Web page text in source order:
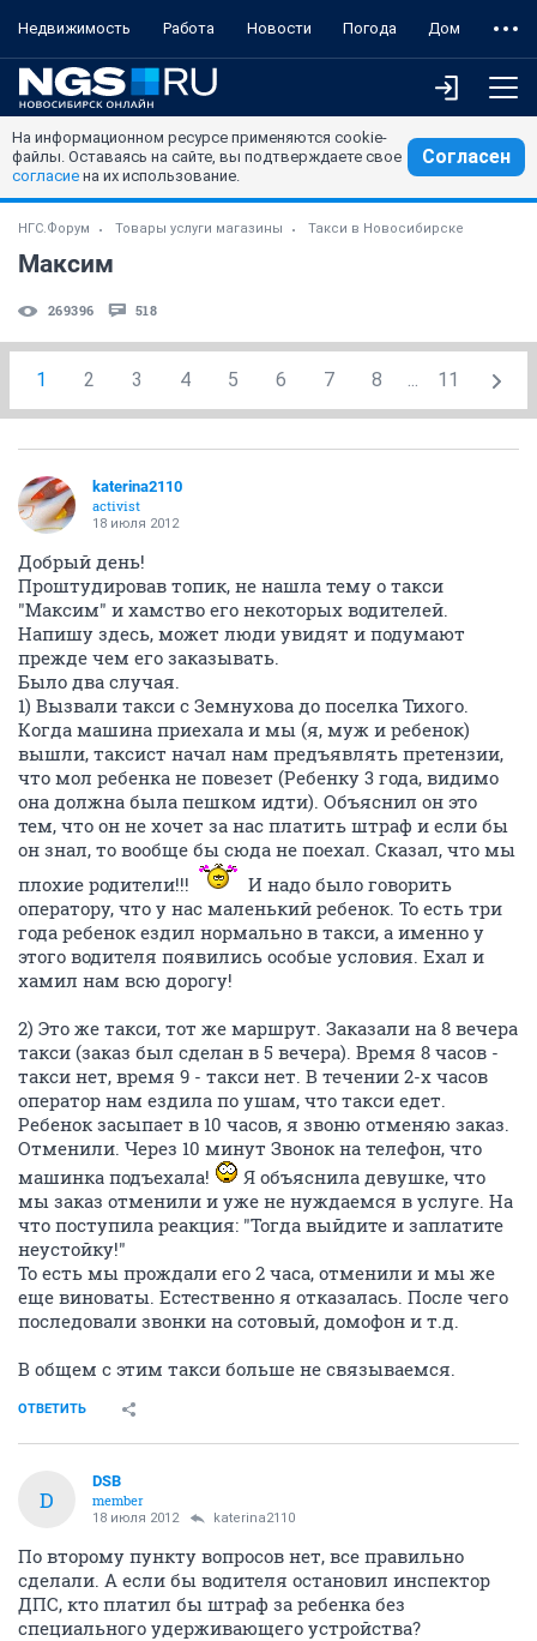
Недвижимость Работа Новости Погода Дом
На информационном ресурсе применяются cookie-
файлы. Оставаясь на сайте, вы подтверждаете свое
согласие на их использование.
Согласен
НГС.Форум Товары услуги магазины Такси в Новосибирске
Максим
269396 518
1 2 3 4 5 6 7 8 ... 11
katerina2110
activist
18 июля 2012
Добрый день!
Проштудировав топик, не нашла тему о такси
"Максим" и хамство его некоторых водителей.
Напишу здесь, может люди увидят и подумают
прежде чем его заказывать.
Было два случая.
1) Вызвали такси с Земнухова до поселка Тихого.
Когда машина приехала и мы (я, муж и ребенок)
вышли, таксист начал нам предъявлять претензии,
что мол ребенка не повезет (Ребенку 3 года, видимо
она должна была пешком идти). Объяснил он это
тем, что он не хочет за нас платить штраф и если бы
он знал, то вообще бы сюда не поехал. Сказал, что мы
плохие родители!!!
И надо было говорить
оператору, что у нас маленький ребенок. То есть три
года ребенок ездил нормально в такси, а именно у
этого водителя появились особые условия. Ехал и
хамил нам всю дорогу!
2) Это же такси, тот же маршрут. Заказали на 8 вечера
такси (заказ был сделан в 5 вечера). Время 8 часов -
такси нет, время 9 - такси нет. В течении 2-х часов
оператор нам ездила по ушам, что такси едет.
Ребенок засыпает в 10 часов, я звоню отменяю заказ.
Отменили. Через 10 минут Звонок на телефон, что
машинка подъехала!
Я объяснила девушке, что
мы заказ отменили и уже не нуждаемся в услуге. На
что поступила реакция: "Тогда выйдите и заплатите
неустойку!"
То есть мы прождали его 2 часа, отменили и мы же
еще виноваты. Естественно я отказалась. После чего
последовали звонки на сотовый, домофон и т.д.
В общем с этим такси больше не связываемся.
ОТВЕТИТЬ
D
DSB
member
18 июля 2012 katerina2110
По второму пункту вопросов нет, все правильно
сделали. А если бы водителя остановил инспектор
ДПС, кто платил бы штраф за ребенка без
специального удерживающего устройства?